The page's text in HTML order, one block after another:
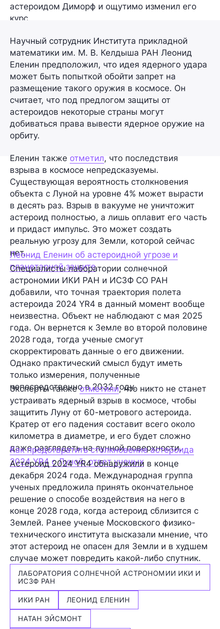
астероидом Диморф и ощутимо изменил его
курс.
Научный сотрудник Института прикладной
математики им. М. В. Келдыша РАН Леонид
Еленин предположил, что идея ядерного удара
может быть попыткой обойти запрет на
размещение такого оружия в космосе. Он
считает, что под предлогом защиты от
астероидов некоторые страны могут
добиваться права вывести ядерное оружие на
орбиту.
Еленин также отметил, что последствия
взрыва в космосе непредсказуемы.
Существующая вероятность столкновения
объекта с Луной на уровне 4% может вырасти
в десять раз. Взрыв в вакууме не уничтожит
астероид полностью, а лишь оплавит его часть
и придаст импульс. Это может создать
реальную угрозу для Земли, которой сейчас
нет.
Леонид Еленин об астероидной угрозе и
планетарной защите
Специалисты лаборатории солнечной
астрономии ИКИ РАН и ИСЗФ СО РАН
добавили, что точная траектория полета
астероида 2024 YR4 в данный момент вообще
неизвестна. Объект не наблюдают с мая 2025
года. Он вернется к Земле во второй половине
2028 года, тогда ученые смогут
скорректировать данные о его движении.
Однако практический смысл будут иметь
только измерения, полученные
непосредственно в 2032 году.
Эксперты такжеотметили, что никто не станет
устраивать ядерный взрыв в космосе, чтобы
защитить Луну от 60-метрового астероида.
Кратер от его падения составит всего около
километра в диаметре, и его будет сложно
даже разглядеть на лунной поверхности.
Как предотвратить столкновение астероида
2024 YR4 с Луной: ответ ученых
Астероид 2024 YR4обнаружили в конце
декабря 2024 года. Международная группа
ученых предложила принять окончательное
решение о способе воздействия на него в
конце 2028 года, когда астероид сблизится с
Землей. Ранее ученые Московского физико-
технического института высказали мнение, что
этот астероид не опасен для Земли и в худшем
случае может повредить какой-либо спутник.
ЛАБОРАТОРИЯ СОЛНЕЧНОЙ АСТРОНОМИИ ИКИ И
ИСЗФ РАН
ИКИ РАН ЛЕОНИД ЕЛЕНИН
НАТАН ЭЙСМОНТ